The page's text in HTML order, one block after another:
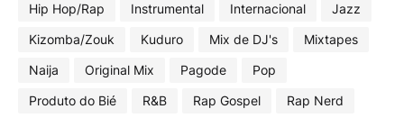
Hip Hop/Rap
Instrumental Internacional
Jazz
Kizomba/Zouk
Kuduro Mix de DJ's
Mixtapes
Naija
Original Mix Pagode
Pop
Produto do Bié
R&B Rap Gospel
Rap Nerd